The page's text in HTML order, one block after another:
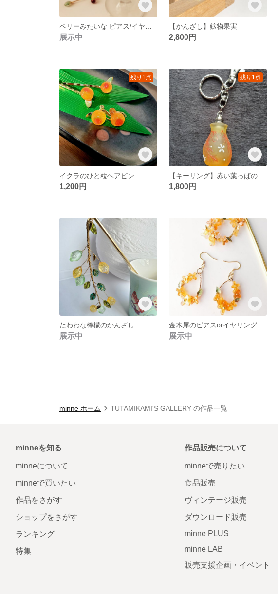
展示中
【かんざし】鉱物果実
2,800円
残り1点
イクラのひと粒ヘアピン
1,200円
残り1点
【キーリング】赤い葉っぱのミニランプ
1,800円
たわわな檸檬のかんざし
展示中
金木犀のピアスorイヤリング
展示中
minne ホーム TUTAMIKAMI'S GALLERY の作品一覧
minneを知る
minneについて
minneで買いたい
作品をさがす
ショップをさがす
ランキング
特集
作品販売について
minneで売りたい
食品販売
ヴィンテージ販売
ダウンロード販売
minne PLUS
minne LAB
販売支援企画・イベント